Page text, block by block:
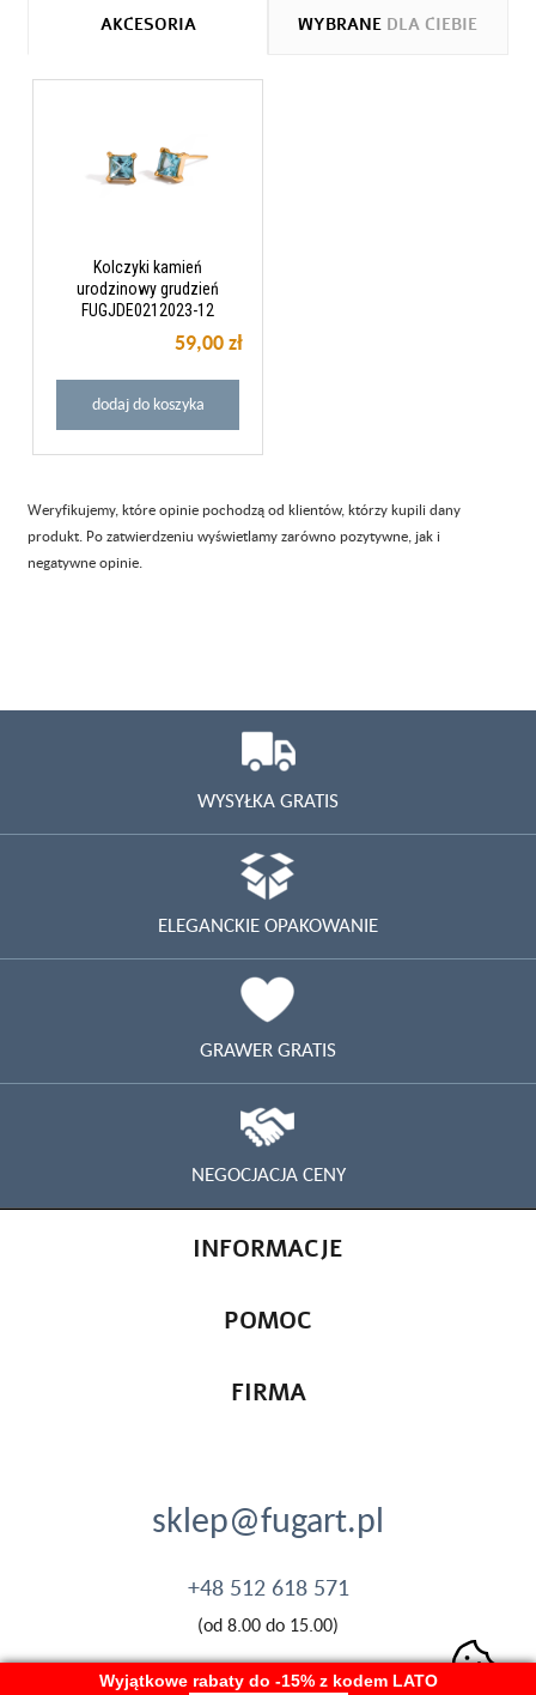
Wyjątkowe rabaty do -15% z kodem LATO
AKCESORIA WYBRANE DLA CIEBIE
Kolczyki kamień
urodzinowy grudzień
FUGJDE0212023-12
59,00 zł
dodaj do koszyka
Weryfikujemy, które opinie pochodzą od klientów, którzy kupili dany
produkt. Po zatwierdzeniu wyświetlamy zarówno pozytywne, jak i
negatywne opinie.
WYSYŁKA GRATIS
ELEGANCKIE OPAKOWANIE
GRAWER GRATIS
NEGOCJACJA CENY
INFORMACJE
POMOC
FIRMA
sklep@fugart.pl
+48 512 618 571
(od 8.00 do 15.00)